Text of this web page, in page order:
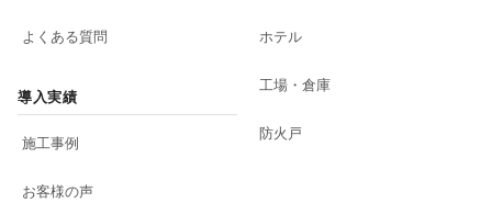
よくある質問
導入実績
施工事例
お客様の声
ホテル
工場・倉庫
防火戸